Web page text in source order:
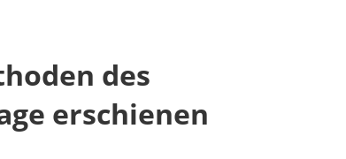
des
erschienen